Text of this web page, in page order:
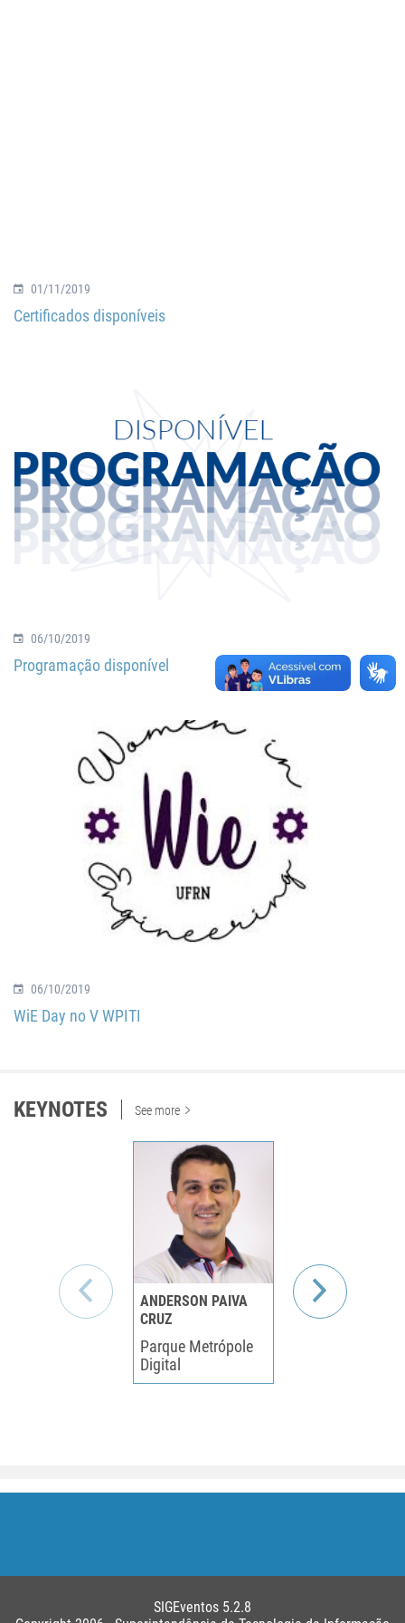
01/11/2019
Certificados disponíveis
06/10/2019
Programação disponível
06/10/2019
WiE Day no V WPITI
KEYNOTES See more
ANDERSON PAIVA
CRUZ
Parque Metrópole
Digital
DANIEL ALOISE
SIGEventos 5.2.8